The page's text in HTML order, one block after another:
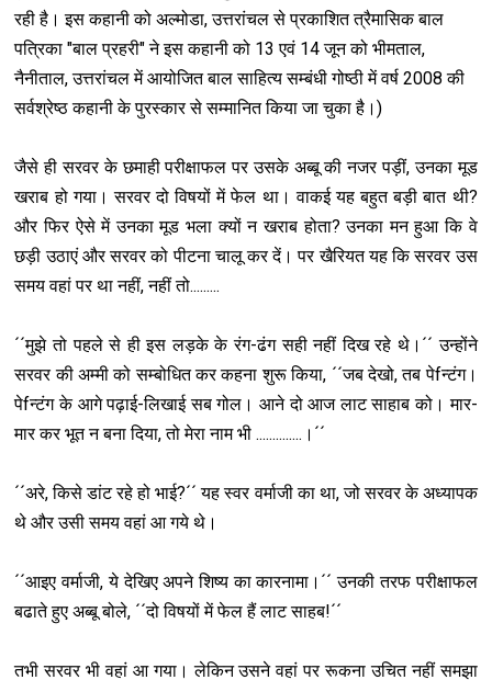
रही है। इस कहानी को अल्मोडा, उत्तरांचल से प्रकाशित त्रैमासिक बाल
पत्रिका "बाल प्रहरी" ने इस कहानी को 13 एवं 14 जून को भीमताल,
नैनीताल, उत्तरांचल में आयोजित बाल साहित्य सम्बंधी गोष्ठी में वर्ष 2008 की
सर्वश्रेष्ठ कहानी के पुरस्कार से सम्मानित किया जा चुका है।)
जैसे ही सरवर के छमाही परीक्षाफल पर उसके अब्बू की नजर पड़ीं, उनका मूड
खराब हो गया। सरवर दो विषयों में फेल था। वाकई यह बहुत बड़ी बात थी?
और फिर ऐसे में उनका मूड भला क्यों न खराब होता? उनका मन हुआ कि वे
छड़ी उठाएं और सरवर को पीटना चालू कर दें। पर खैरियत यह कि सरवर उस
समय वहां पर था नहीं, नहीं तो.........
´´मुझे तो पहले से ही इस लड़के के रंग-ढंग सही नहीं दिख रहे थे।´´ उन्होंने
सरवर की अम्मी को सम्बोधित कर कहना शुरू किया, ´´जब देखो, तब पेfन्टंग।
पेfन्टंग के आगे पढ़ाई-लिखाई सब गोल। आने दो आज लाट साहाब को। मार-
मार कर भूत न बना दिया, तो मेरा नाम भी ..............।´´
´´अरे, किसे डांट रहे हो भाई?´´ यह स्वर वर्माजी का था, जो सरवर के अध्यापक
थे और उसी समय वहां आ गये थे।
´´आइए वर्माजी, ये देखिए अपने शिष्‍य का कारनामा।´´ उनकी तरफ परीक्षाफल
बढाते हुए अब्बू बोले, ´´दो विषयों में फेल हैं लाट साहब!´´
तभी सरवर भी वहां आ गया। लेकिन उसने वहां पर रूकना उचित नहीं समझा